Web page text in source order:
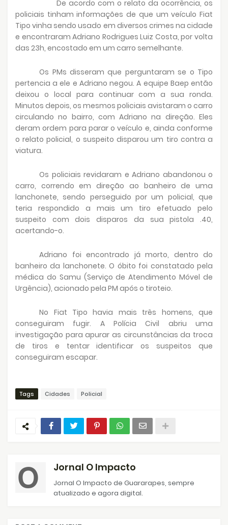
De acordo com o relato da ocorrência, os
policiais tinham informações de que um veículo Fiat
Tipo vinha sendo usado em diversos crimes na cidade
e encontraram Adriano Rodrigues Luiz Costa, por volta
das 23h, encostado em um carro semelhante.
Os PMs disseram que perguntaram se o Tipo
pertencia a ele e Adriano negou. A equipe Baep então
deixou o local para continuar com a sua ronda.
Minutos depois, os mesmos policiais avistaram o carro
circulando no bairro, com Adriano na direção. Eles
deram ordem para parar o veículo e, ainda conforme
o relato policial, o suspeito disparou um tiro contra a
viatura.
Os policiais revidaram e Adriano abandonou o
carro, correndo em direção ao banheiro de uma
lanchonete, sendo perseguido por um policial, que
teria respondido a mais um tiro efetuado pelo
suspeito com dois disparos da sua pistola .40,
acertando-o.
Adriano foi encontrado já morto, dentro do
banheiro da lanchonete. O óbito foi constatado pela
médica do Samu (Serviço de Atendimento Móvel de
Urgência), acionado pela PM após o tiroteio.
No Fiat Tipo havia mais três homens, que
conseguiram fugir. A Polícia Civil abriu uma
investigação para apurar as circunstâncias da troca
de tiros e tentar identificar os suspeitos que
conseguiram escapar.
Tags Cidades Policial
Jornal O Impacto
Jornal O Impacto de Guararapes, sempre
atualizado e agora digital.